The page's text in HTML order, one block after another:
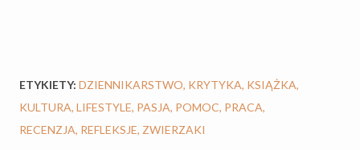
ETYKIETY: DZIENNIKARSTWO KRYTYKA KSIĄŻKA
KULTURA LIFESTYLE PASJA POMOC PRACA
RECENZJA REFLEKSJE ZWIERZAKI